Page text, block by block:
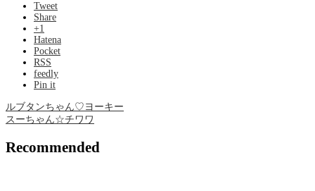
Tweet
Share
+1
Hatena
Pocket
RSS
feedly
Pin it
ルブタンちゃん♡ヨーキー
スーちゃん☆チワワ
Recommended